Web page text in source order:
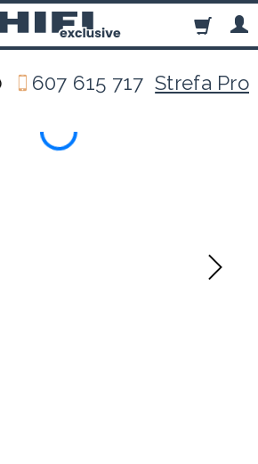
607 615 717Strefa Pro